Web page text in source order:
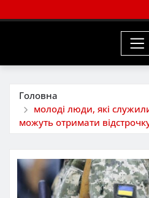
Головна
молоді люди, які
можуть отримати